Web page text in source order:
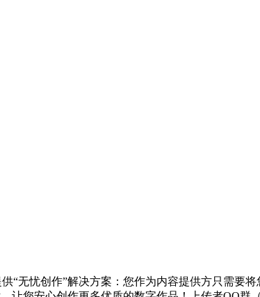
“无忧创作”解决方案：您作为内容提供方只需要